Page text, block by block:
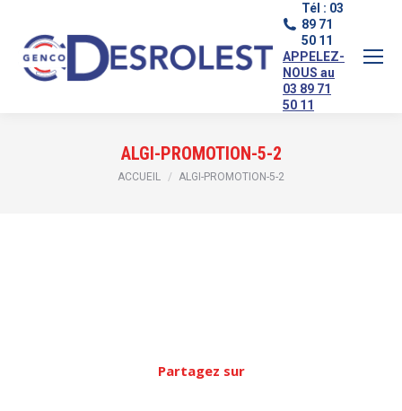
Tél : 03
89 71
50 11
APPELEZ-
NOUS au
03 89 71
50 11
ALGI-PROMOTION-5-2
Vous êtes ici :
ACCUEIL ALGI-PROMOTION-5-2
Partagez sur